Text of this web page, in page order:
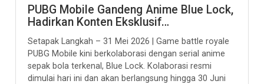
PUBG Mobile Gandeng Anime Blue Lock,
Hadirkan Konten Eksklusif…
Setapak Langkah – 31 Mei 2026 | Game battle royale
PUBG Mobile kini berkolaborasi dengan serial anime
sepak bola terkenal, Blue Lock. Kolaborasi resmi
dimulai hari ini dan akan berlangsung hingga 30 Juni